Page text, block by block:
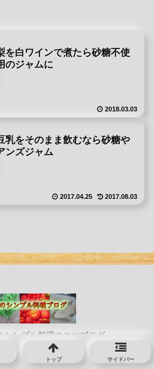
を白ワインで煮たら砂糖不使
のジャムに
2018.03.03
乳をそのまま飲むなら砂糖や
ンズジャム
2017.04.25 2017.08.03
ンプル料理のコツブログ.
トップ サイドバー